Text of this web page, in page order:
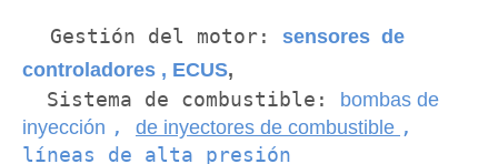
Gestión del motor: sensores de
controladores , ECUS,
Sistema de combustible: bombas de
inyección , de inyectores de combustible ,
líneas de alta presión